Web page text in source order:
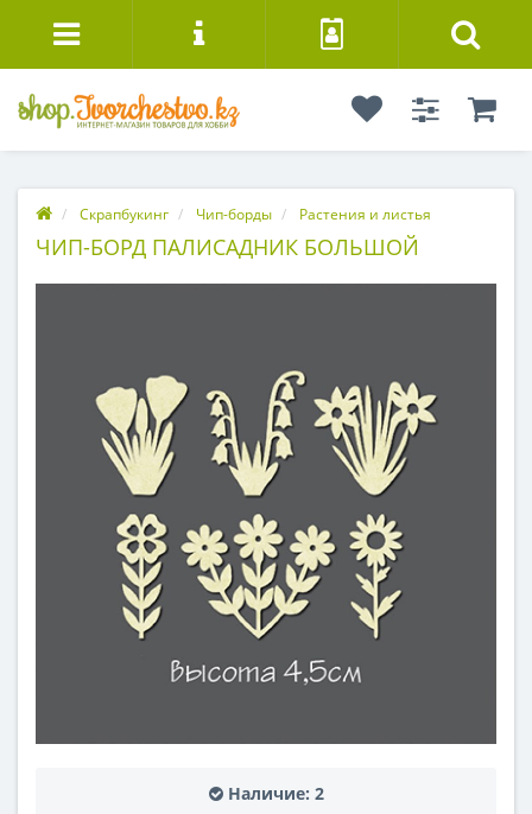
Скрапбукинг Чип-борды Растения и листья
ЧИП-БОРД ПАЛИСАДНИК БОЛЬШОЙ
Наличие: 2